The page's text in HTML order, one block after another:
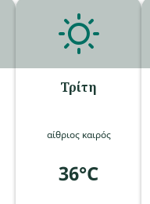
Τρίτη
αίθριος καιρός
36°C